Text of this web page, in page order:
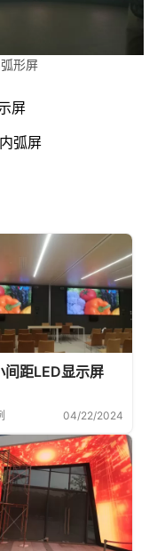
形屏
屏
弧屏
间距LED显示屏
04/22/2024